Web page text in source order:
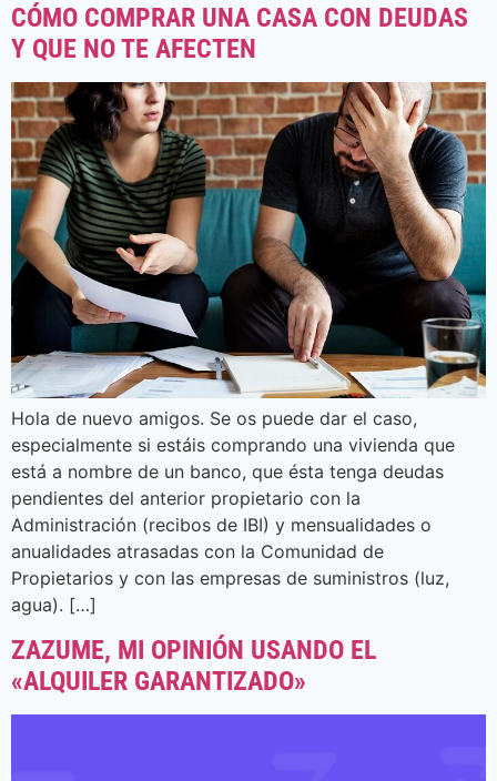
CÓMO COMPRAR UNA CASA CON DEUDAS
Y QUE NO TE AFECTEN
Hola de nuevo amigos. Se os puede dar el caso,
especialmente si estáis comprando una vivienda que
está a nombre de un banco, que ésta tenga deudas
pendientes del anterior propietario con la
Administración (recibos de IBI) y mensualidades o
anualidades atrasadas con la Comunidad de
Propietarios y con las empresas de suministros (luz,
agua). […]
ZAZUME, MI OPINIÓN USANDO EL
«ALQUILER GARANTIZADO»